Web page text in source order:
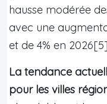
hausse modérée
avec une
et de 4% en
La tendance
pour les villes